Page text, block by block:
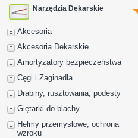
Narzędzia Dekarskie
Akcesoria
Akcesoria Dekarskie
Amortyzatory bezpieczeństwa
Cęgi i Zaginadła
Drabiny, rusztowania, podesty
Giętarki do blachy
Hełmy przemysłowe, ochrona
wzroku